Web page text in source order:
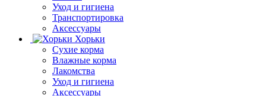
Уход и гигиена
Транспортировка
Аксессуары
Хорьки
Сухие корма
Влажные корма
Лакомства
Уход и гигиена
Аксессуары